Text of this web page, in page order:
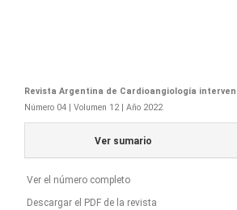
Revista Argentina de Cardioangiología
Número 04 | Volumen 12 | Año 2022
Ver sumario
Ver el número completo
Descargar el PDF de la revista